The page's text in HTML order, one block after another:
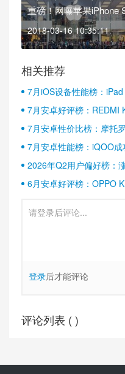
重磅！网曝苹果iPhone
2018-03-16 10:35:11
相关推荐
7月iOS设备性能榜：
7月安卓好评榜：REDMI
半壁江山
7月安卓性价比榜：摩托
7月安卓性能榜：iQOO成
2026年Q2用户偏好榜：
6月安卓好评榜：OPPO
登录后才能评论
评论列表 ( )